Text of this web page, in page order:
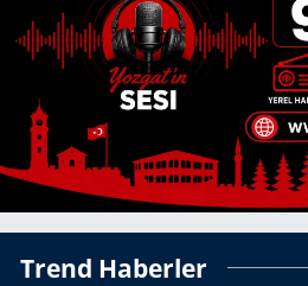
Trend Haberler